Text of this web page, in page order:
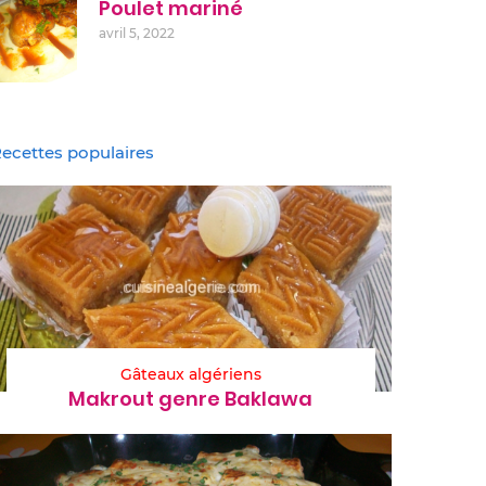
Poulet mariné
avril 5, 2022
populaires
Gâteaux algériens
Makrout genre Baklawa